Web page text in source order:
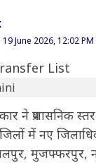
June 2026, 12:02 PM
ने प्रशासनिक
में नए
मुजफ्फरपुर,